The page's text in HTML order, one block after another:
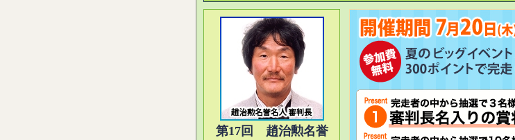
第17回 趙治勲名誉